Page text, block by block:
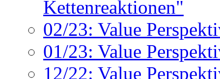
Kettenreaktionen"
02/23: Value
01/23: Value
12/22: Value